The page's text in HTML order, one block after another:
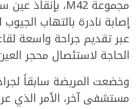
إصابة نادرة بالتهاب
عبر تقديم جراحة واسعة
الحاجة لاستئصال محجر
وخضعت المريضة سابقاً
مستشفى آخر، الأمر الذي